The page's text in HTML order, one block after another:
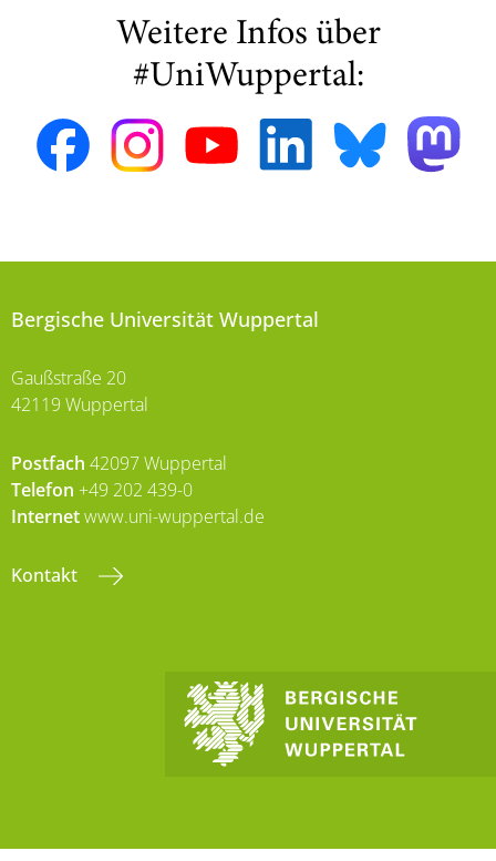
Weitere Infos über
#UniWuppertal:
Bergische Universität Wuppertal
Gaußstraße 20
42119 Wuppertal
Postfach 42097 Wuppertal
Telefon +49 202 439-0
Internetwww.uni-wuppertal.de
Kontakt